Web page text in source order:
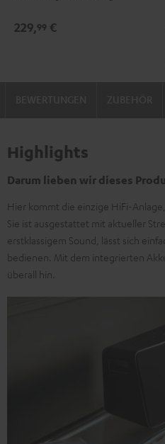
229,99 €
Highlights
Darum lieben wir dieses
Hier kommt die einzige HiFi-
Sie ist ausgestattet mit aktueller
erstklassigem Sound, lässt sich
bedienen. Mit dem integrierten
überall hin.